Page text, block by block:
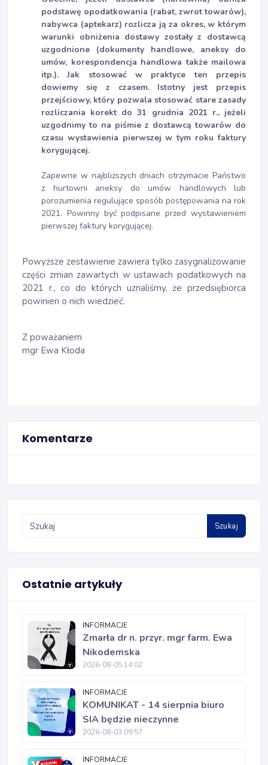
podstawę opodatkowania (rabat, zwrot towarów),
nabywca (aptekarz) rozlicza ją za okres, w którym
warunki obniżenia dostawy zostały z dostawcą
uzgodnione (dokumenty handlowe, aneksy do
umów, korespondencja handlowa także mailowa
itp.). Jak stosować w praktyce ten przepis
dowiemy się z czasem. Istotny jest przepis
przejściowy, który pozwala stosować stare zasady
rozliczania korekt do 31 grudnia 2021 r., jeżeli
uzgodnimy to na piśmie z dostawcą towarów do
czasu wystawienia pierwszej w tym roku faktury
korygującej.
Zapewne w najbliższych dniach otrzymacie Państwo
z hurtowni aneksy do umów handlowych lub
porozumienia regulujące sposób postępowania na rok
2021. Powinny być podpisane przed wystawieniem
pierwszej faktury korygującej.
Powyższe zestawienie zawiera tylko zasygnalizowanie
części zmian zawartych w ustawach podatkowych na
2021 r., co do których uznaliśmy, że przedsiębiorca
powinien o nich wiedzieć.
Z poważaniem
mgr Ewa Kłoda
Komentarze
Szukaj
Ostatnie artykuły
INFORMACJE
Zmarła dr n. przyr. mgr farm. Ewa
Nikodemska
2026-08-05 14:02
INFORMACJE
KOMUNIKAT - 14 sierpnia biuro
SIA będzie nieczynne
2026-08-03 09:57
INFORMACJE